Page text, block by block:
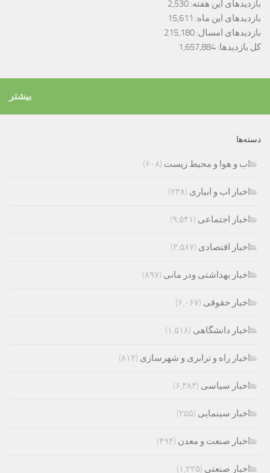
بازدیدهای این هفته: 2,530
بازدیدهای این ماه: 15,611
بازدیدهای امسال: 215,180
کل بازدیدها: 1,657,884
بیشتر
دسته‌ها
اب و هوا و محیط زیست (۶۰۸)
اخبار اب و ابیاری (۲۳۸)
اخبار اجتماعی (۹,۵۴۱)
اخبار اقتصادی (۳,۵۸۷)
اخبار بهداشتی ودر مانی (۸۹۷)
اخبار حقوقی (۶,۰۶۷)
اخبار دانشگاهی (۱,۵۱۸)
اخبار راه و ترابری و شهرسازی (۸۱۲)
اخبار سیاسی (۶,۳۸۳)
اخبار سینمایی (۲۵۵)
اخبار صنعت و معدن (۴۹۴)
اخبار صنعتی (۱,۲۲۵)